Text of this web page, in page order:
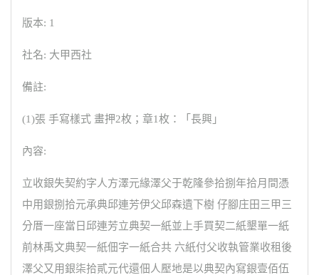
版本: 1
社名: 大甲西社
備註:
(1)張 手寫樣式 畫押2枚；章1枚：「長興」
內容:
立收銀失契約字人方澤元緣澤父于乾隆參拾捌年拾月間憑
中用銀捌拾元承典邱連芳伊父邱森遺下樹 仔腳庄田三甲三
分厝一座當日邱連芳立典契一紙並上手買契二紙墾單一紙
前林禹文典契一紙佃字一紙合共 六紙付父收執管業收租後
澤父又用銀柒拾貳元代還佃人壓地是以典契內寫銀壹佰伍